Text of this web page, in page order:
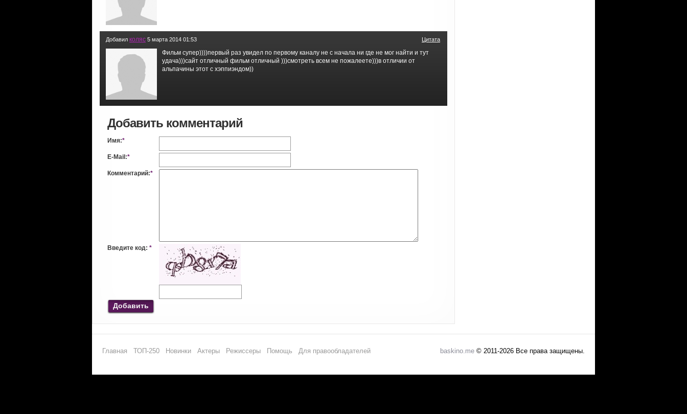
Добавил коляс 5 марта 2014 01:53 Цитата
Фильм супер))))первый раз увидел по первому каналу не с начала ни где не мог найти и тут
удача)))сайт отличный фильм отличный )))смотреть всем не пожалеете)))в отличии от
альпачины этот с хэппиэндом))
Добавить комментарий
Имя:*
E-Mail:*
Комментарий:*
Введите код: *
Добавить
Главная ТОП-250 Новинки Актеры Режиссеры Помощь Для правообладателей baskino.me © 2011-2026 Все права защищены.